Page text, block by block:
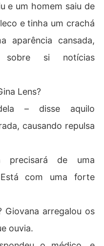
e um homem saiu de
e tinha um crachá
aparência cansada,
sobre si notícias
Lens?
– disse aquilo
causando repulsa
precisará de uma
com uma forte
arregalou os
ouvia.